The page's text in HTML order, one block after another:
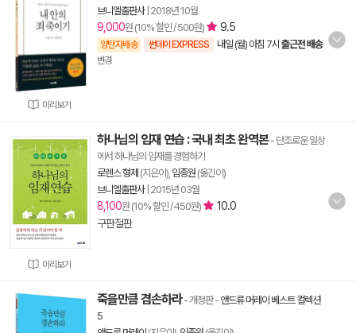
미리보기
브니엘출판사| 2018년 10월
9,000원 (10% 할인 / 500원) 9.5
양탄자배송 썬데이 EXPRESS 내일 (월) 아침 7시 출근전 배송
변경
미리보기
하나님의 임재 연습 : 국내 최초 완역본- 단조로운 일상
에서 하나님의 임재를 경험하기
로렌스 형제 (지은이), 임종원 (옮긴이)
브니엘출판사| 2015년 03월
8,100원 (10% 할인 / 450원)
10.0
구판절판
죽을만큼 겸손하라- 개정판- 앤드류 머레이 베스트 컬렉션
5